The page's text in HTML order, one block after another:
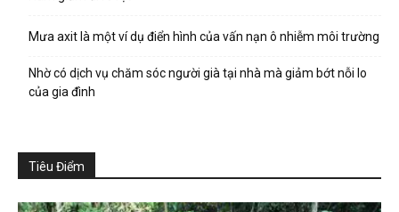
Mưa axit là một ví dụ điển hình của vấn nạn ô nhiễm môi trường
Nhờ có dịch vụ chăm sóc người già tại nhà mà giảm bớt nỗi lo
của gia đình
Tiêu Điểm